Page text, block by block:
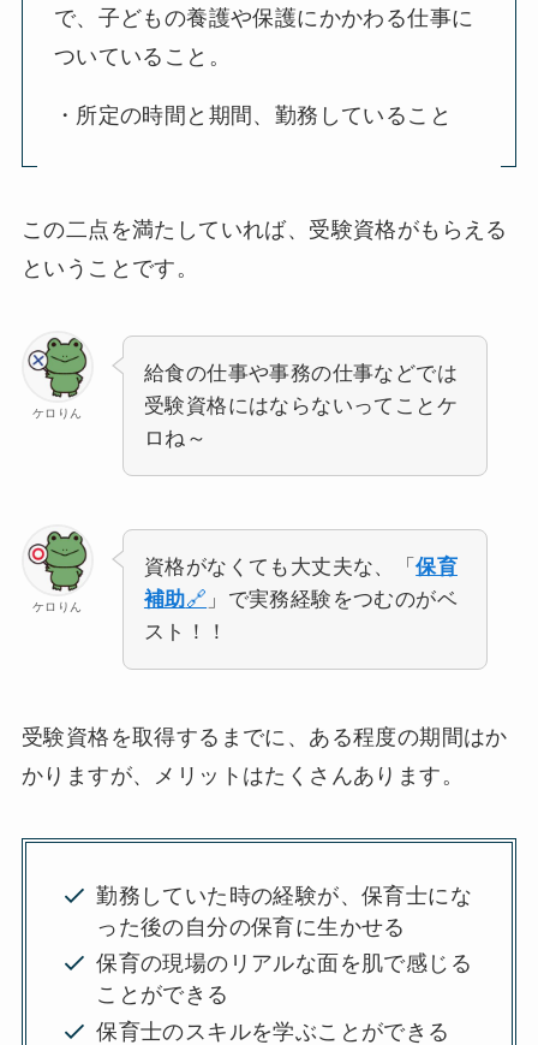
で、子どもの養護や保護にかかわる仕事に
ついていること。
・所定の時間と期間、勤務していること
この二点を満たしていれば、受験資格がもらえる
ということです。
ケロりん
給食の仕事や事務の仕事などでは
受験資格にはならないってことケ
ロね～
ケロりん
資格がなくても大丈夫な、「保育
補助🔗 」で実務経験をつむのがベ
スト！！
受験資格を取得するまでに、ある程度の期間はか
かりますが、メリットはたくさんあります。
勤務していた時の経験が、保育士にな
った後の自分の保育に生かせる
保育の現場のリアルな面を肌で感じる
ことができる
保育士のスキルを学ぶことができる